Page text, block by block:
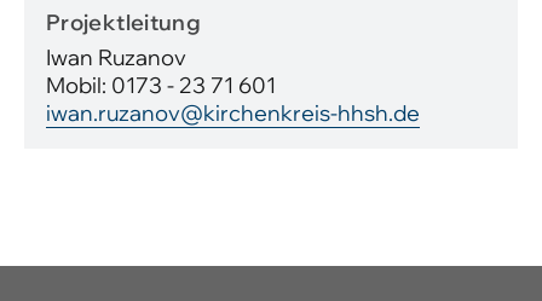
Projektleitung
Iwan Ruzanov
Mobil: 0173 - 23 71 601
iwan.ruzanov@kirchenkreis-hhsh.de